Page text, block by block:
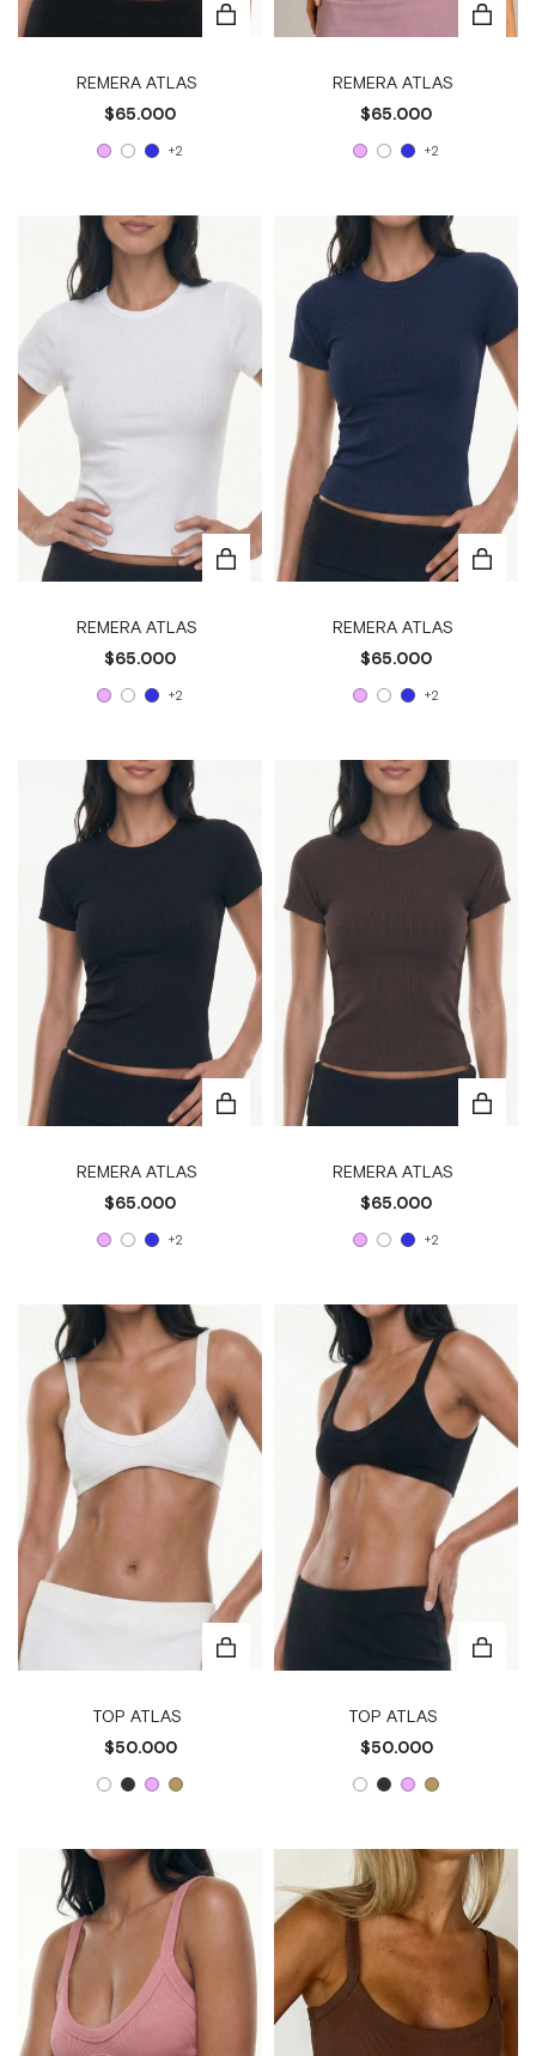
REMERA ATLAS
$65.000
+2
REMERA ATLAS
$65.000
+2
REMERA ATLAS
$65.000
+2
REMERA ATLAS
$65.000
+2
REMERA ATLAS
$65.000
+2
REMERA ATLAS
$65.000
+2
TOP ATLAS
$50.000
TOP ATLAS
$50.000